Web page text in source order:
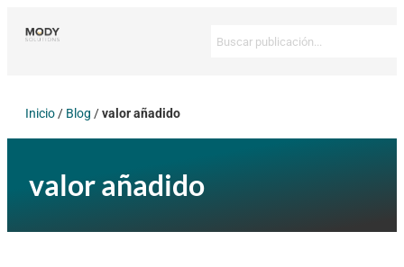
Inicio / Blog /valor añadido
valor añadido